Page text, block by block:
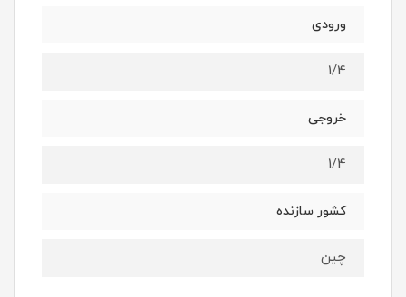
ورودی
1/4
خروجی
1/4
کشور سازنده
چین